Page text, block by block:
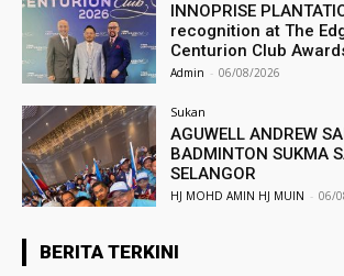
INNOPRISE
recognition at The
Centurion Club
Admin - 06/08/2026
Sukan
AGUWELL ANDREW
BADMINTON SUKMA
SELANGOR
HJ MOHD AMIN HJ MUIN - 06/
BERITA TERKINI